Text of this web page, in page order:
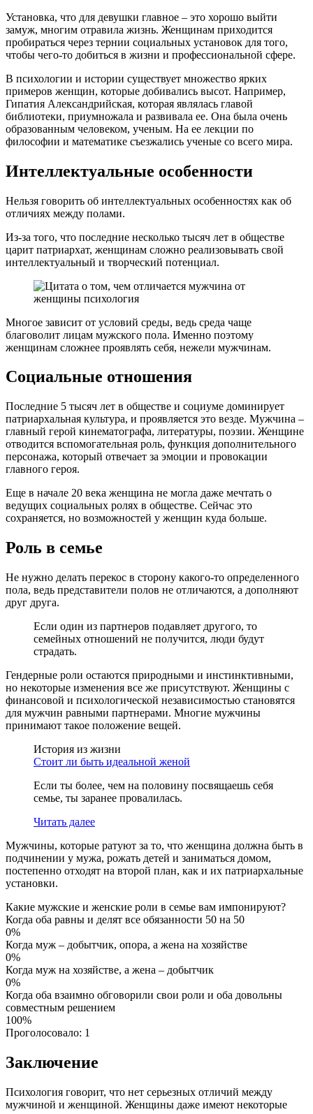
Установка, что для девушки главное – это хорошо выйти
замуж, многим отравила жизнь. Женщинам приходится
пробираться через тернии социальных установок для того,
чтобы чего-то добиться в жизни и профессиональной сфере.
В психологии и истории существует множество ярких
примеров женщин, которые добивались высот. Например,
Гипатия Александрийская, которая являлась главой
библиотеки, приумножала и развивала ее. Она была очень
образованным человеком, ученым. На ее лекции по
философии и математике съезжались ученые со всего мира.
Интеллектуальные особенности
Нельзя говорить об интеллектуальных особенностях как об
отличиях между полами.
Из-за того, что последние несколько тысяч лет в обществе
царит патриархат, женщинам сложно реализовывать свой
интеллектуальный и творческий потенциал.
Многое зависит от условий среды, ведь среда чаще
благоволит лицам мужского пола. Именно поэтому
женщинам сложнее проявлять себя, нежели мужчинам.
Социальные отношения
Последние 5 тысяч лет в обществе и социуме доминирует
патриархальная культура, и проявляется это везде. Мужчина –
главный герой кинематографа, литературы, поэзии. Женщине
отводится вспомогательная роль, функция дополнительного
персонажа, который отвечает за эмоции и провокации
главного героя.
Еще в начале 20 века женщина не могла даже мечтать о
ведущих социальных ролях в обществе. Сейчас это
сохраняется, но возможностей у женщин куда больше.
Роль в семье
Не нужно делать перекос в сторону какого-то определенного
пола, ведь представители полов не отличаются, а дополняют
друг друга.
Если один из партнеров подавляет другого, то
семейных отношений не получится, люди будут
страдать.
Гендерные роли остаются природными и инстинктивными,
но некоторые изменения все же присутствуют. Женщины с
финансовой и психологической независимостью становятся
для мужчин равными партнерами. Многие мужчины
принимают такое положение вещей.
История из жизни
Стоит ли быть идеальной женой
Если ты более, чем на половину посвящаешь себя
семье, ты заранее провалилась.
Читать далее
Мужчины, которые ратуют за то, что женщина должна быть в
подчинении у мужа, рожать детей и заниматься домом,
постепенно отходят на второй план, как и их патриархальные
установки.
Какие мужские и женские роли в семье вам импонируют?
Когда оба равны и делят все обязанности 50 на 50
0%
Когда муж – добытчик, опора, а жена на хозяйстве
0%
Когда муж на хозяйстве, а жена – добытчик
0%
Когда оба взаимно обговорили свои роли и оба довольны
совместным решением
100%
Проголосовало: 1
Заключение
Психология говорит, что нет серьезных отличий между
мужчиной и женщиной. Женщины даже имеют некоторые